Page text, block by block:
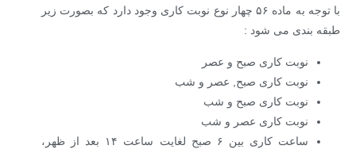
با توجه به ماده ۵۶ چهار نوع نوبت کاری وجود دارد که بصورت زیر
طبقه بندی می شود :
نوبت کاری صبح و عصر
نوبت کاری صبح, عصر و شب
نوبت کاری صبح و شب
نوبت کاری عصر و شب
ساعت کاری بین ۶ صبح لغایت ساعت ۱۴ بعد از ظهر،